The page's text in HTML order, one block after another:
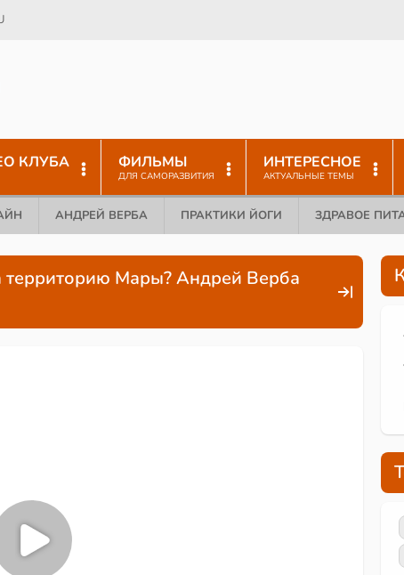
КЛУБА ФИЛЬМЫ
ДЛЯ САМОРАЗВИТИЯ
ИНТЕРЕСНОЕ
АКТУАЛЬНЫЕ ТЕМЫ
АНДРЕЙ ВЕРБА ПРАКТИКИ ЙОГИ ЗДРАВОЕ
территорию Мары? Андрей Верба